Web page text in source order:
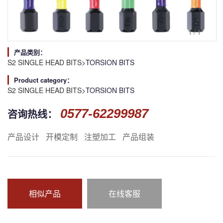
1/1
产品类别：
S2 SINGLE HEAD BITS>TORSION BITS
Product category：
S2 SINGLE HEAD BITS>TORSION BITS
咨询热线： 0577-62299987
产品设计 开模定制 注塑加工 产品组装
相似产品 在线客服